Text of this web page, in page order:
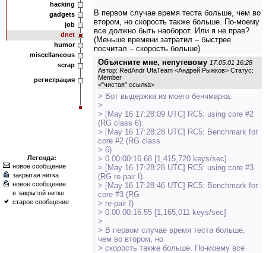
hacking
gadgets
job
dnet
humor
miscellaneous
scrap
регистрация
Легенда:
новое сообщение
закрытая нитка
новое сообщение
в закрытой нитке
старое сообщение
В первом случае время теста больше, чем во
втором, но скорость также больше. По-моему
все должно быть наоборот. Или я не прав?
(Меньше времени затратил – быстрее
посчитал – скорость больше)
Объясните мне, непутевому 17.05.01 16:28
Автор: RedAndr UfaTeam <Андрей Рыжков> Статус:
Member
<"чистая" ссылка>
> Вот выдержка из моего бенчмарка:
>
> [May 16 17:28:09 UTC] RC5: using core #2
(RG class 6).
> [May 16 17:28:28 UTC] RC5: Benchmark for
core #2 (RG class
> 6)
> 0.00:00:16.68 [1,415,720 keys/sec]
> [May 16 17:28:28 UTC] RC5: using core #3
(RG re-pair I).
> [May 16 17:28:46 UTC] RC5: Benchmark for
core #3 (RG
> re-pair I)
> 0.00:00:16.55 [1,165,011 keys/sec]
>
> В первом случае время теста больше,
чем во втором, но
> скорость также больше. По-моему все